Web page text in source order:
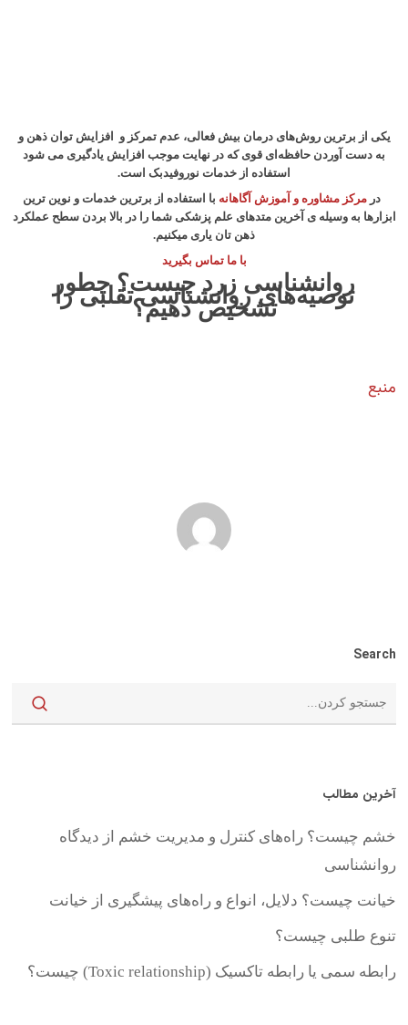
یکی از برترین روش‌های درمان بیش فعالی، عدم تمرکز و افزایش توان ذهن و
به دست آوردن حافظه‌ای قوی که در نهایت موجب افزایش یادگیری می شود
استفاده از خدمات نوروفیدبک است.
درمرکز مشاوره و آموزش آگاهانه با استفاده از برترین خدمات و نوین ترین
ابزارها به وسیله ی آخرین متدهای علم پزشکی شما را در بالا بردن سطح عملکرد
ذهن تان یاری میکنیم.
با ما تماس بگیرید
روانشناسی زرد چیست؟ چطور
توصیه‌های روانشناسی تقلبی را
تشخیص دهیم؟
منبع
Search
آخرین مطالب
خشم چیست؟ راه‌های کنترل و مدیریت خشم از دیدگاه
روانشناسی
خیانت چیست؟ دلایل، انواع و راه‌های پیشگیری از خیانت
تنوع طلبی چیست؟
رابطه سمی یا رابطه تاکسیک (Toxic relationship) چیست؟